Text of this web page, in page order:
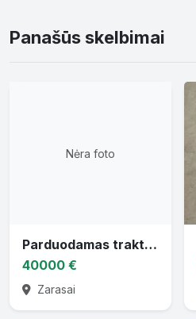
Panašūs skelbimai
Nėra foto
Parduodamas traktorius CASE PUMA 130
40000 €
Zarasai